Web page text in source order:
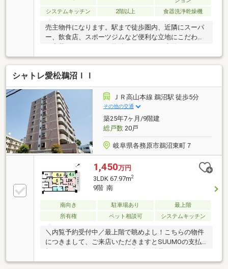
システムキッチン
2階以上 食器洗浄乾燥機
売主物件になります。駅まで徒歩圏内、近隣にスーパ
ー、飲食店、スポーツジムなど便利な立地にこだわり
い。
シャトレ愛松鵜沼ＩＩ
ＪＲ高山本線 鵜沼駅 徒歩5分
その他の交通
築25年7ヶ月/9階建
総戸数20戸
岐阜県各務原市鵜沼東町７
1,450万円
3LDK 67.97m2
9階 南
南向き 駐車場あり
最上階
所有権
ペット相談可 システムキッチン
＼内覧予約受付中／最上階で眺めよし！こちらの物件
につきまして、ご来店いただきますとSUUMOの支払
額シミュレーションボタンで出した結果をより細かく
プランニングいたします。住宅ローン以外の収支を加